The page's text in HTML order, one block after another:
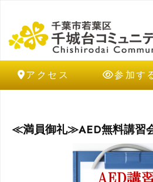
アクセス 参加す
≪満員御礼≫AED無料講習